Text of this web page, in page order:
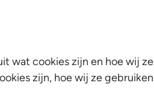
wat cookies zijn en hoe wij
zijn, hoe wij ze